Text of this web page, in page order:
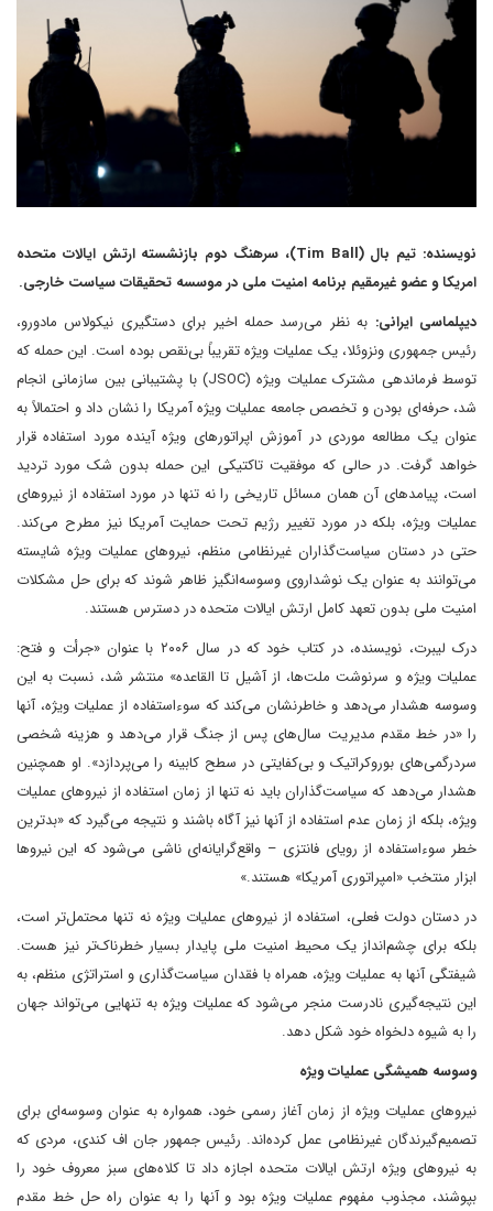
نویسنده: تیم بال (Tim Ball)، سرهنگ دوم بازنشسته ارتش ایالات متحده
امریکا و عضو غیرمقیم برنامه امنیت ملی در موسسه تحقیقات سیاست خارجی.
دیپلماسی ایرانی: به نظر می‌رسد حمله اخیر برای دستگیری نیکولاس مادورو،
رئیس جمهوری ونزوئلا، یک عملیات ویژه تقریباً بی‌نقص بوده است. این حمله که
توسط فرماندهی مشترک عملیات ویژه (JSOC) با پشتیبانی بین سازمانی انجام
شد، حرفه‌ای بودن و تخصص جامعه عملیات ویژه آمریکا را نشان داد و احتمالاً به
عنوان یک مطالعه موردی در آموزش اپراتورهای ویژه آینده مورد استفاده قرار
خواهد گرفت. در حالی که موفقیت تاکتیکی این حمله بدون شک مورد تردید
است، پیامدهای آن همان مسائل تاریخی را نه تنها در مورد استفاده از نیروهای
عملیات ویژه، بلکه در مورد تغییر رژیم تحت حمایت آمریکا نیز مطرح می‌کند.
حتی در دستان سیاست‌گذاران غیرنظامی منظم، نیروهای عملیات ویژه شایسته
می‌توانند به عنوان یک نوشداروی وسوسه‌انگیز ظاهر شوند که برای حل مشکلات
امنیت ملی بدون تعهد کامل ارتش ایالات متحده در دسترس هستند.
درک لیبرت، نویسنده، در کتاب خود که در سال ۲۰۰۶ با عنوان «جرأت و فتح:
عملیات ویژه و سرنوشت ملت‌ها، از آشیل تا القاعده» منتشر شد، نسبت به این
وسوسه هشدار می‌دهد و خاطرنشان می‌کند که سوءاستفاده از عملیات ویژه، آنها
را «در خط مقدم مدیریت سال‌های پس از جنگ قرار می‌دهد و هزینه شخصی
سردرگمی‌های بوروکراتیک و بی‌کفایتی در سطح کابینه را می‌پردازد». او همچنین
هشدار می‌دهد که سیاست‌گذاران باید نه تنها از زمان استفاده از نیروهای عملیات
ویژه، بلکه از زمان عدم استفاده از آنها نیز آگاه باشند و نتیجه می‌گیرد که «بدترین
خطر سوءاستفاده از رویای فانتزی – واقع‌گرایانه‌ای ناشی می‌شود که این نیروها
ابزار منتخب «امپراتوری آمریکا» هستند.»
در دستان دولت فعلی، استفاده از نیروهای عملیات ویژه نه تنها محتمل‌تر است،
بلکه برای چشم‌انداز یک محیط امنیت ملی پایدار بسیار خطرناک‌تر نیز هست.
شیفتگی آنها به عملیات ویژه، همراه با فقدان سیاست‌گذاری و استراتژی منظم، به
این نتیجه‌گیری نادرست منجر می‌شود که عملیات ویژه به تنهایی می‌تواند جهان
را به شیوه دلخواه خود شکل دهد.
وسوسه همیشگی عملیات ویژه
نیروهای عملیات ویژه از زمان آغاز رسمی خود، همواره به عنوان وسوسه‌ای برای
تصمیم‌گیرندگان غیرنظامی عمل کرده‌اند. رئیس جمهور جان اف کندی، مردی که
به نیروهای ویژه ارتش ایالات متحده اجازه داد تا کلاه‌های سبز معروف خود را
بپوشند، مجذوب مفهوم عملیات ویژه بود و آنها را به عنوان راه حل خط مقدم